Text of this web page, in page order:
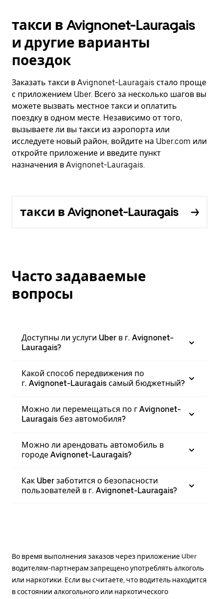
такси в Avignonet-Lauragais
и другие варианты
поездок
Заказать такси в Avignonet-Lauragais стало проще
с приложением Uber. Всего за несколько шагов вы
можете вызвать местное такси и оплатить
поездку в одном месте. Независимо от того,
вызываете ли вы такси из аэропорта или
исследуете новый район, войдите на Uber.com или
откройте приложение и введите пункт
назначения в Avignonet-Lauragais.
такси в Avignonet-Lauragais
Часто задаваемые
вопросы
Доступны ли услуги Uber в г. Avignonet-
Lauragais?
Какой способ передвижения по
г. Avignonet-Lauragais самый бюджетный?
Можно ли перемещаться по г Avignonet-
Lauragais без автомобиля?
Можно ли арендовать автомобиль в
городе Avignonet-Lauragais?
Как Uber заботится о безопасности
пользователей в г. Avignonet-Lauragais?
Во время выполнения заказов через приложение Uber
водителям-партнерам запрещено употреблять алкоголь
или наркотики. Если вы считаете, что водитель находится
в состоянии алкогольного или наркотического